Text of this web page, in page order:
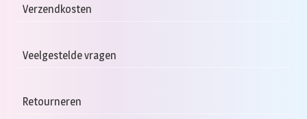
Verzendkosten
Veelgestelde vragen
Retourneren